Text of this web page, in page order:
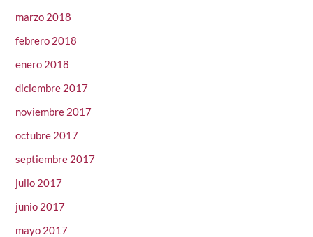
marzo 2018
febrero 2018
enero 2018
diciembre 2017
noviembre 2017
octubre 2017
septiembre 2017
julio 2017
junio 2017
mayo 2017